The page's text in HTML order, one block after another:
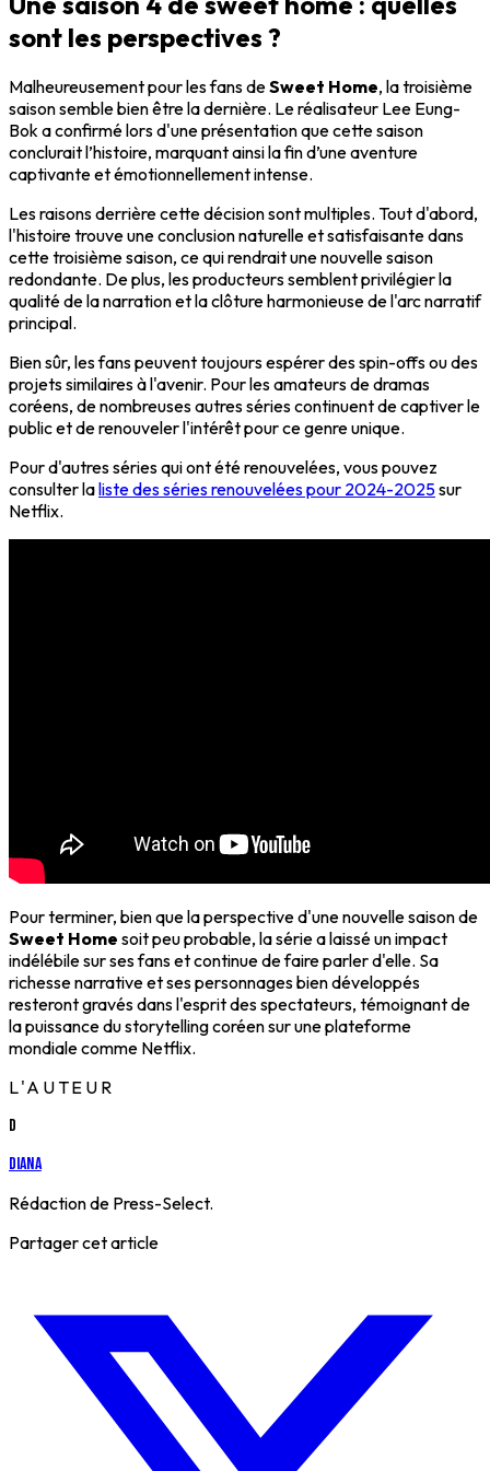
sont les perspectives ?
Malheureusement pour les fans deSweet Home, la troisième
saison semble bien être la dernière. Le réalisateur Lee Eung-
Bok a confirmé lors d'une présentation que cette saison
conclurait l’histoire, marquant ainsi la fin d’une aventure
captivante et émotionnellement intense.
Les raisons derrière cette décision sont multiples. Tout d'abord,
l'histoire trouve une conclusion naturelle et satisfaisante dans
cette troisième saison, ce qui rendrait une nouvelle saison
redondante. De plus, les producteurs semblent privilégier la
qualité de la narration et la clôture harmonieuse de l'arc narratif
principal.
Bien sûr, les fans peuvent toujours espérer des spin-offs ou des
projets similaires à l'avenir. Pour les amateurs de dramas
coréens, de nombreuses autres séries continuent de captiver le
public et de renouveler l'intérêt pour ce genre unique.
Pour d'autres séries qui ont été renouvelées, vous pouvez
consulter laliste des séries renouvelées pour 2024-2025sur
Netflix.
Pour terminer, bien que la perspective d'une nouvelle saison de
Sweet Home soit peu probable, la série a laissé un impact
indélébile sur ses fans et continue de faire parler d'elle. Sa
richesse narrative et ses personnages bien développés
resteront gravés dans l'esprit des spectateurs, témoignant de
la puissance du storytelling coréen sur une plateforme
mondiale comme Netflix.
L'AUTEUR
D
Diana
Rédaction de Press-Select.
Partager cet article